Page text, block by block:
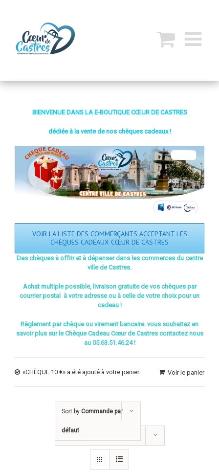
BIENVENUE DANS LA E-BOUTIQUE CŒUR DE CASTRES
dédiée à la vente de nos chèques cadeaux !
VOIR LA LISTE DES COMMERÇANTS ACCEPTANT LES
CHÈQUES CADEAUX CŒUR DE CASTRES
Des chèques à offrir et à dépenser dans les commerces du centre
ville de Castres.
Achat multiple possible, livraison gratuite de vos chèques par
courrier postal à votre adresse ou à celle de votre choix pour un
cadeau !
Règlement par chèque ou virement bancaire. vous souhaitez en
savoir plus sur le Chèque Cadeau Cœur de Castres contactez nous
au 05.63.51.46.24 !
Voir le panier
«CHÈQUE 10 €» a été ajouté à votre panier.
Sort by Commande par
défaut